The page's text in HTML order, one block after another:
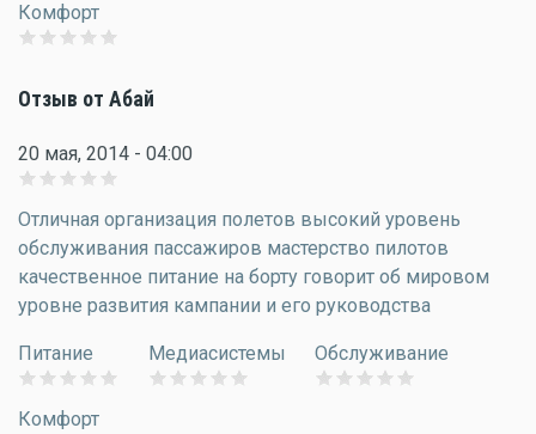
Комфорт
Отзыв от Абай
20 мая, 2014 - 04:00
Отличная организация полетов высокий уровень
обслуживания пассажиров мастерство пилотов
качественное питание на борту говорит об мировом
уровне развития кампании и его руководства
Питание Медиасистемы Обслуживание
Комфорт